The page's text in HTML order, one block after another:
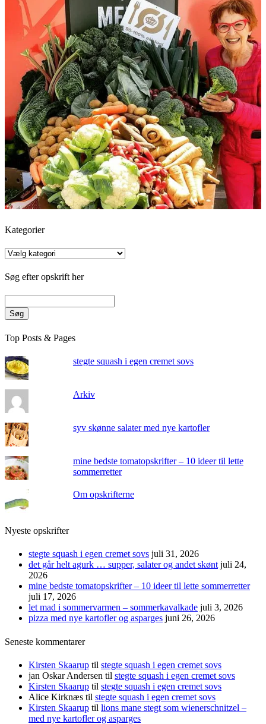
Kategorier
Kategorier
Søg efter opskrift her
Søg
Top Posts & Pages
stegte squash i egen cremet sovs
Arkiv
syv skønne salater med nye kartofler
mine bedste tomatopskrifter – 10 ideer til lette
sommerretter
Om opskrifterne
Nyeste opskrifter
stegte squash i egen cremet sovs juli 31, 2026
det går helt agurk … supper, salater og andet skønt juli 24,
2026
mine bedste tomatopskrifter – 10 ideer til lette sommerretter
juli 17, 2026
let mad i sommervarmen – sommerkavalkade juli 3, 2026
pizza med nye kartofler og asparges juni 26, 2026
Seneste kommentarer
Kirsten Skaarup til stegte squash i egen cremet sovs
jan Oskar Andersen til stegte squash i egen cremet sovs
Kirsten Skaarup til stegte squash i egen cremet sovs
Alice Kirknæs til stegte squash i egen cremet sovs
Kirsten Skaarup til lions mane stegt som wienerschnitzel –
med nye kartofler og asparges